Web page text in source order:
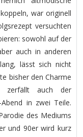
war originell
versuchten
sowohl auf der
auch in anderen
lässt sich nicht
bisher den Charme
zerfällt auch der
Abend in zwei Teile.
des Mediums
und 90er wird kurz